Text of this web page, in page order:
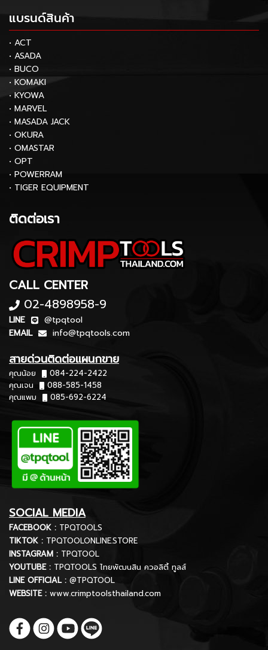
แบรนด์สินค้า
• ACT
• ASADA
• BUCO
• KOMAKI
• KYOWA
• MARVEL
• MASADA JACK
• OKURA
• OMASTAR
• OPT
• POWERRAM
• TIGER EQUIPMENT
ติดต่อเรา
CALL CENTER
02-4898958-9
LINE
@tpqtool
EMAIL
info@tpqtools.com
สายด่วนติดต่อแผนกขาย
คุณน้อย
084-224-2422
คุณเจน
088-585-1458
คุณแพม
085-692-6224
SOCIAL MEDIA
FACEBOOK : TPQTOOLS
TIKTOK : TPQTOOLONLINE.STORE
INSTAGRAM : TPQTOOL
YOUTUBE : TPQTOOLS ไทยพัฒนสิน ควอลิตี้ ทูลส์
LINE OFFICIAL : @TPQTOOL
WEBSITE : www.crimptoolsthailand.com